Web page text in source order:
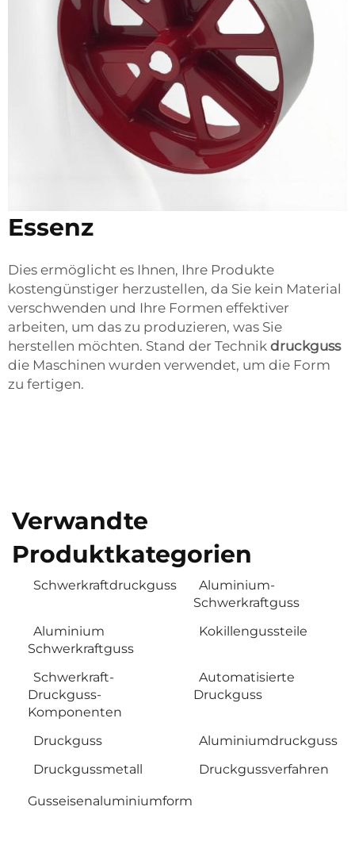
Essenz
Dies ermöglicht es Ihnen, Ihre Produkte
kostengünstiger herzustellen, da Sie kein Material
verschwenden und Ihre Formen effektiver
arbeiten, um das zu produzieren, was Sie
herstellen möchten. Stand der Technik druckguss
die Maschinen wurden verwendet, um die Form
zu fertigen.
Verwandte
Produktkategorien
Schwerkraftdruckguss
Aluminium-
Schwerkraftguss
Aluminium
Schwerkraftguss
Kokillengussteile
Schwerkraft-
Druckguss-
Komponenten
Automatisierte
Druckguss
Druckguss
Aluminiumdruckguss
Druckgussmetall
Druckgussverfahren
Gusseisenaluminiumform